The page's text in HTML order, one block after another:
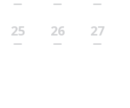
25 26 27